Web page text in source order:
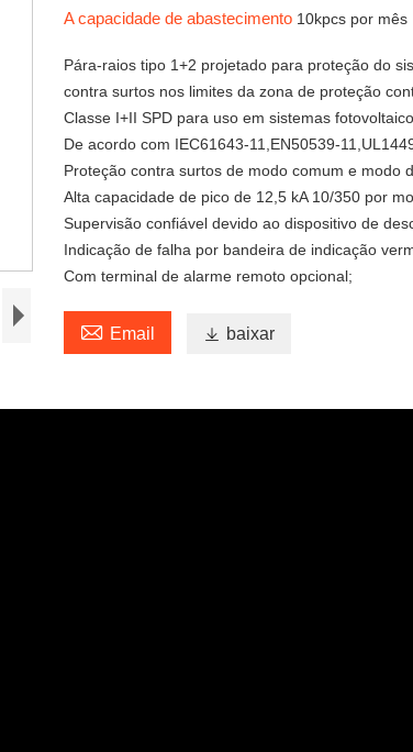
A capacidade de abastecimento 10kpcs por mês
Pára-raios tipo 1+2 projetado para proteção do
contra surtos nos limites da zona de proteção
Classe I+II SPD para uso em sistemas
De acordo com IEC61643-11,EN50539-
Proteção contra surtos de modo comum e modo
Alta capacidade de pico de 12,5 kA 10/350 por
Supervisão confiável devido ao dispositivo de
Indicação de falha por bandeira de indicação
Com terminal de alarme remoto opcional;
 Email  baixar